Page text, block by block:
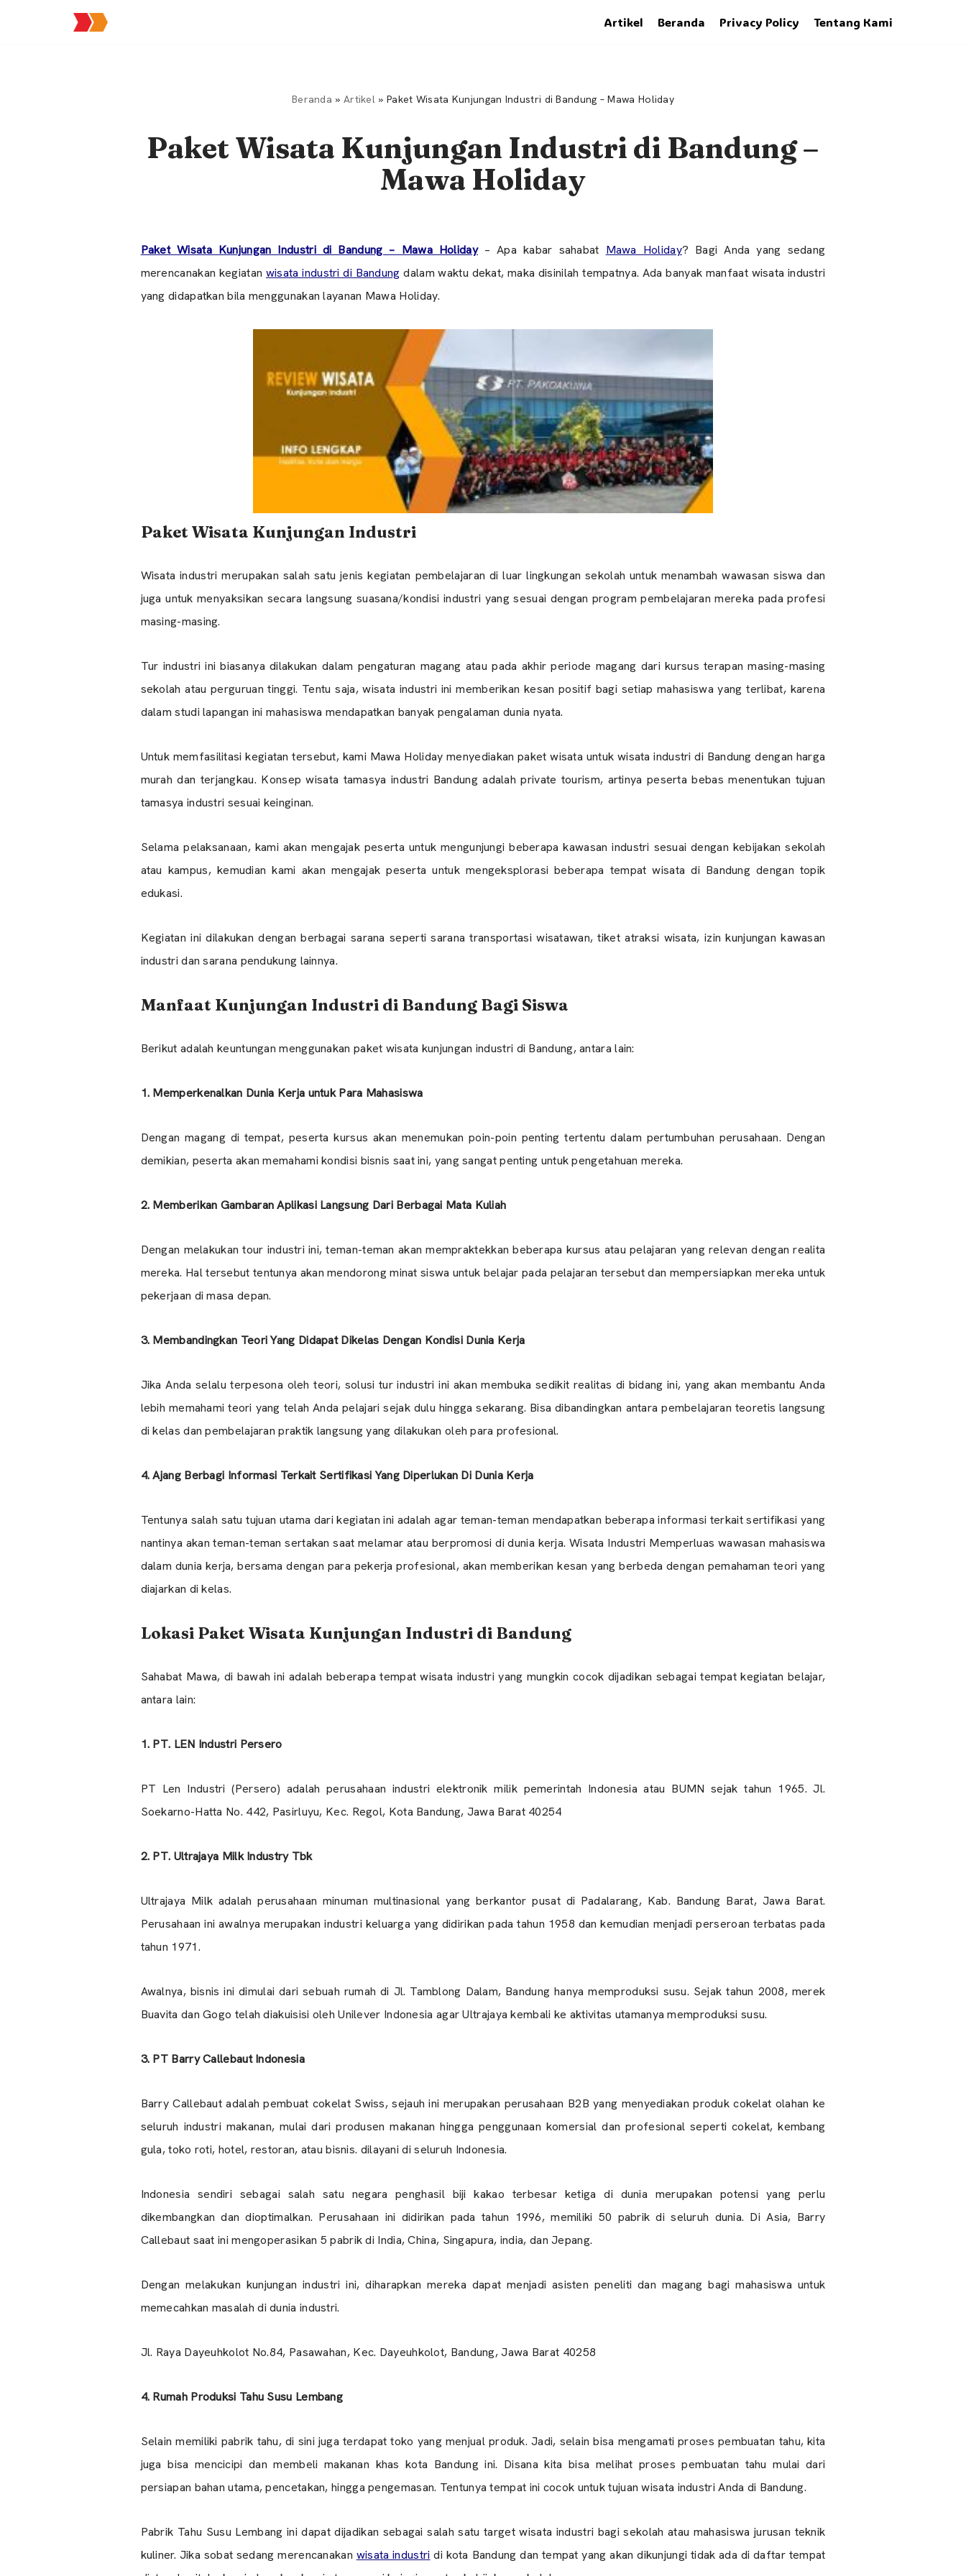
Artikel Beranda Privacy Policy Tentang Kami
Beranda » Artikel » Paket Wisata Kunjungan Industri di Bandung – Mawa Holiday
Paket Wisata Kunjungan Industri di Bandung –
Mawa Holiday
Paket Wisata Kunjungan Industri di Bandung – Mawa Holiday– Apa kabar sahabat Mawa Holiday? Bagi Anda yang sedang
merencanakan kegiatan wisata industri di Bandung dalam waktu dekat, maka disinilah tempatnya. Ada banyak manfaat wisata industri
yang didapatkan bila menggunakan layanan Mawa Holiday.
Paket Wisata Kunjungan Industri
Wisata industri merupakan salah satu jenis kegiatan pembelajaran di luar lingkungan sekolah untuk menambah wawasan siswa dan
juga untuk menyaksikan secara langsung suasana/kondisi industri yang sesuai dengan program pembelajaran mereka pada profesi
masing-masing.
Tur industri ini biasanya dilakukan dalam pengaturan magang atau pada akhir periode magang dari kursus terapan masing-masing
sekolah atau perguruan tinggi. Tentu saja, wisata industri ini memberikan kesan positif bagi setiap mahasiswa yang terlibat, karena
dalam studi lapangan ini mahasiswa mendapatkan banyak pengalaman dunia nyata.
Untuk memfasilitasi kegiatan tersebut, kami Mawa Holiday menyediakan paket wisata untuk wisata industri di Bandung dengan harga
murah dan terjangkau. Konsep wisata tamasya industri Bandung adalah private tourism, artinya peserta bebas menentukan tujuan
tamasya industri sesuai keinginan.
Selama pelaksanaan, kami akan mengajak peserta untuk mengunjungi beberapa kawasan industri sesuai dengan kebijakan sekolah
atau kampus, kemudian kami akan mengajak peserta untuk mengeksplorasi beberapa tempat wisata di Bandung dengan topik
edukasi.
Kegiatan ini dilakukan dengan berbagai sarana seperti sarana transportasi wisatawan, tiket atraksi wisata, izin kunjungan kawasan
industri dan sarana pendukung lainnya.
Manfaat Kunjungan Industri di Bandung Bagi Siswa
Berikut adalah keuntungan menggunakan paket wisata kunjungan industri di Bandung, antara lain:
1. Memperkenalkan Dunia Kerja untuk Para Mahasiswa
Dengan magang di tempat, peserta kursus akan menemukan poin-poin penting tertentu dalam pertumbuhan perusahaan. Dengan
demikian, peserta akan memahami kondisi bisnis saat ini, yang sangat penting untuk pengetahuan mereka.
2. Memberikan Gambaran Aplikasi Langsung Dari Berbagai Mata Kuliah
Dengan melakukan tour industri ini, teman-teman akan mempraktekkan beberapa kursus atau pelajaran yang relevan dengan realita
mereka. Hal tersebut tentunya akan mendorong minat siswa untuk belajar pada pelajaran tersebut dan mempersiapkan mereka untuk
pekerjaan di masa depan.
3. Membandingkan Teori Yang Didapat Dikelas Dengan Kondisi Dunia Kerja
Jika Anda selalu terpesona oleh teori, solusi tur industri ini akan membuka sedikit realitas di bidang ini, yang akan membantu Anda
lebih memahami teori yang telah Anda pelajari sejak dulu hingga sekarang. Bisa dibandingkan antara pembelajaran teoretis langsung
di kelas dan pembelajaran praktik langsung yang dilakukan oleh para profesional.
4. Ajang Berbagi Informasi Terkait Sertifikasi Yang Diperlukan Di Dunia Kerja
Tentunya salah satu tujuan utama dari kegiatan ini adalah agar teman-teman mendapatkan beberapa informasi terkait sertifikasi yang
nantinya akan teman-teman sertakan saat melamar atau berpromosi di dunia kerja. Wisata Industri Memperluas wawasan mahasiswa
dalam dunia kerja, bersama dengan para pekerja profesional, akan memberikan kesan yang berbeda dengan pemahaman teori yang
diajarkan di kelas.
Lokasi Paket Wisata Kunjungan Industri di Bandung
Sahabat Mawa, di bawah ini adalah beberapa tempat wisata industri yang mungkin cocok dijadikan sebagai tempat kegiatan belajar,
antara lain:
1. PT. LEN Industri Persero
PT Len Industri (Persero) adalah perusahaan industri elektronik milik pemerintah Indonesia atau BUMN sejak tahun 1965. Jl.
Soekarno-Hatta No. 442, Pasirluyu, Kec. Regol, Kota Bandung, Jawa Barat 40254
2. PT. Ultrajaya Milk Industry Tbk
Ultrajaya Milk adalah perusahaan minuman multinasional yang berkantor pusat di Padalarang, Kab. Bandung Barat, Jawa Barat.
Perusahaan ini awalnya merupakan industri keluarga yang didirikan pada tahun 1958 dan kemudian menjadi perseroan terbatas pada
tahun 1971.
Awalnya, bisnis ini dimulai dari sebuah rumah di Jl. Tamblong Dalam, Bandung hanya memproduksi susu. Sejak tahun 2008, merek
Buavita dan Gogo telah diakuisisi oleh Unilever Indonesia agar Ultrajaya kembali ke aktivitas utamanya memproduksi susu.
3. PT Barry Callebaut Indonesia
Barry Callebaut adalah pembuat cokelat Swiss, sejauh ini merupakan perusahaan B2B yang menyediakan produk cokelat olahan ke
seluruh industri makanan, mulai dari produsen makanan hingga penggunaan komersial dan profesional seperti cokelat, kembang
gula, toko roti, hotel, restoran, atau bisnis. dilayani di seluruh Indonesia.
Indonesia sendiri sebagai salah satu negara penghasil biji kakao terbesar ketiga di dunia merupakan potensi yang perlu
dikembangkan dan dioptimalkan. Perusahaan ini didirikan pada tahun 1996, memiliki 50 pabrik di seluruh dunia. Di Asia, Barry
Callebaut saat ini mengoperasikan 5 pabrik di India, China, Singapura, india, dan Jepang.
Dengan melakukan kunjungan industri ini, diharapkan mereka dapat menjadi asisten peneliti dan magang bagi mahasiswa untuk
memecahkan masalah di dunia industri.
Jl. Raya Dayeuhkolot No.84, Pasawahan, Kec. Dayeuhkolot, Bandung, Jawa Barat 40258
4. Rumah Produksi Tahu Susu Lembang
Selain memiliki pabrik tahu, di sini juga terdapat toko yang menjual produk. Jadi, selain bisa mengamati proses pembuatan tahu, kita
juga bisa mencicipi dan membeli makanan khas kota Bandung ini. Disana kita bisa melihat proses pembuatan tahu mulai dari
persiapan bahan utama, pencetakan, hingga pengemasan. Tentunya tempat ini cocok untuk tujuan wisata industri Anda di Bandung.
Pabrik Tahu Susu Lembang ini dapat dijadikan sebagai salah satu target wisata industri bagi sekolah atau mahasiswa jurusan teknik
kuliner. Jika sobat sedang merencanakan wisata industri di kota Bandung dan tempat yang akan dikunjungi tidak ada di daftar tempat